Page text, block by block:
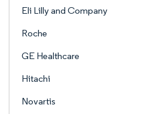
Eli Lilly and Company
Roche
GE Healthcare
Hitachi
Novartis